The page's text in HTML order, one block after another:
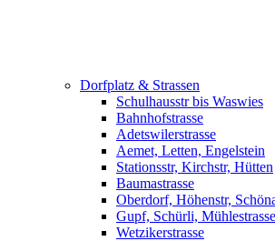
Dorfplatz & Strassen
Schulhausstr bis Waswies
Bahnhofstrasse
Adetswilerstrasse
Aemet, Letten, Engelstein
Stationsstr, Kirchstr, Hütten
Baumastrasse
Oberdorf, Höhenstr,
Gupf, Schürli, Mühlestrasse
Wetzikerstrasse